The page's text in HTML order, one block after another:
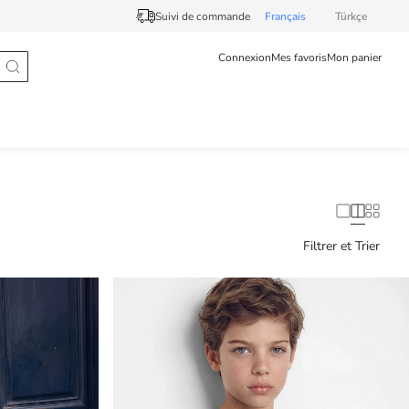
Suivi de commande Français Türkçe
ConnexionMes favorisMon panier
Filtrer et Trier